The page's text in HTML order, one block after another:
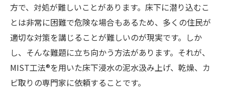
方で、対処が難しいことがあります。床下に潜り込むこ
とは非常に困難で危険な場合もあるため、多くの住民が
適切な対策を講じることが難しいのが現実です。しか
し、そんな難題に立ち向かう方法があります。それが、
MIST工法®を用いた床下浸水の泥水汲み上げ、乾燥、カ
ビ取りの専門家に依頼することです。